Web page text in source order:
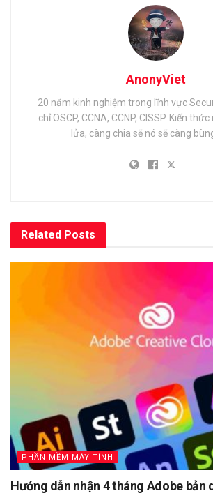
AnonyViet
20 năm kinh nghiệm trong lĩnh vực
chỉ:OSCP, CCNA, CCNP, CISSP. Kiến
lửa, càng chia sẽ nó sẽ càng
Related Posts
PHẦN MỀM MÁY TÍNH
Hướng dẫn nhận 4 tháng Adobe bản